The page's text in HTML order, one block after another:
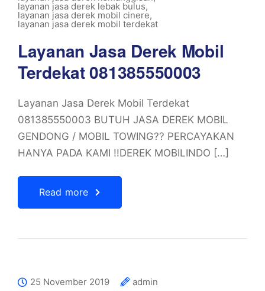
layanan jasa derek lebak bulus,
layanan jasa derek mobil cinere,
layanan jasa derek mobil terdekat
Layanan Jasa Derek Mobil
Terdekat 081385550003
Layanan Jasa Derek Mobil Terdekat
081385550003 BUTUH JASA DEREK MOBIL
GENDONG / MOBIL TOWING?? PERCAYAKAN
HANYA PADA KAMI !!DEREK MOBILINDO […]
Read more
25 November 2019
admin